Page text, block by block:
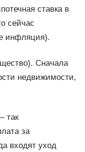
ставка в
сейчас
инфляция).
Сначала
недвижимости,
так
за
входят уход